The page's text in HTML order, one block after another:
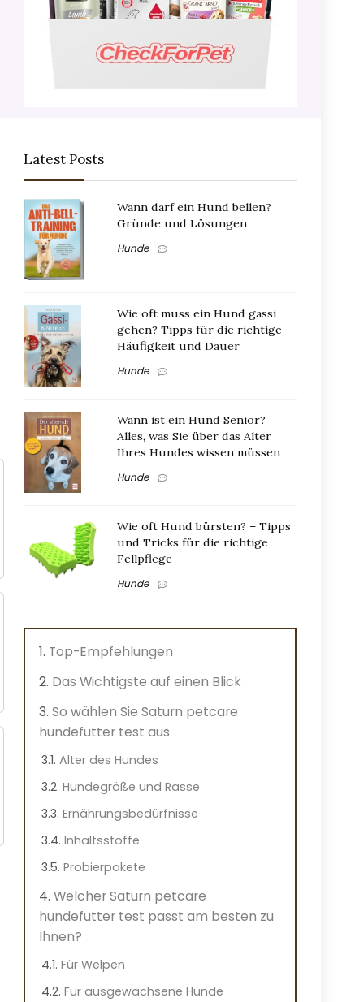
Latest Posts
Wann darf ein Hund bellen?
Gründe und Lösungen
Hunde
Wie oft muss ein Hund gassi
gehen? Tipps für die richtige
Häufigkeit und Dauer
Hunde
Wann ist ein Hund Senior?
Alles, was Sie über das Alter
Ihres Hundes wissen müssen
Hunde
Wie oft Hund bürsten? – Tipps
und Tricks für die richtige
Fellpflege
Hunde
Top-Empfehlungen
Das Wichtigste auf einen Blick
So wählen Sie Saturn petcare
hundefutter test aus
Alter des Hundes
Hundegröße und Rasse
Ernährungsbedürfnisse
Inhaltsstoffe
Probierpakete
Welcher Saturn petcare
hundefutter test passt am besten zu
Ihnen?
Für Welpen
Für ausgewachsene Hunde